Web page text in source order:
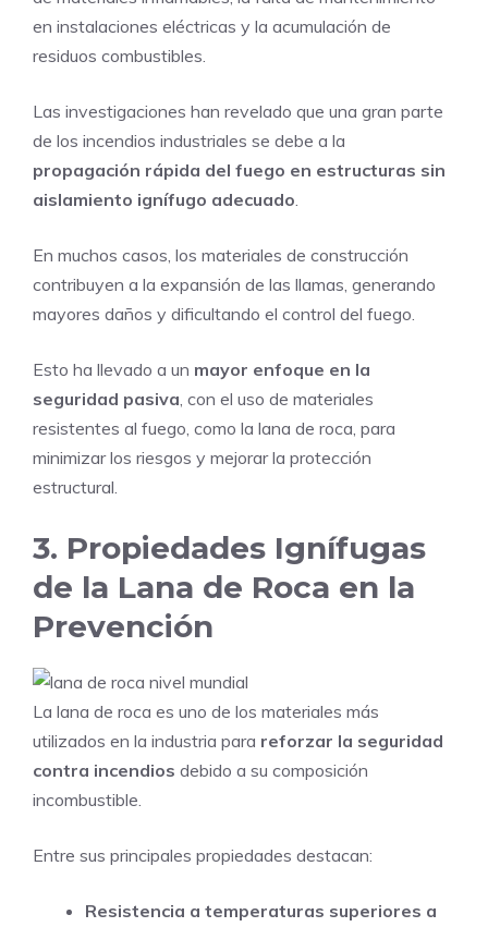
en instalaciones eléctricas y la acumulación de
residuos combustibles.
Las investigaciones han revelado que una gran parte
de los incendios industriales se debe a la
propagación rápida del fuego en estructuras sin
aislamiento ignífugo adecuado
En muchos casos, los materiales de construcción
contribuyen a la expansión de las llamas, generando
mayores daños y dificultando el control del fuego.
Esto ha llevado a un mayor enfoque en la
seguridad pasiva , con el uso de materiales
resistentes al fuego, como la lana de roca, para
minimizar los riesgos y mejorar la protección
estructural.
3. Propiedades Ignífugas
de la Lana de Roca en la
Prevención
La lana de roca es uno de los materiales más
utilizados en la industria para reforzar la seguridad
contra incendios debido a su composición
incombustible.
Entre sus principales propiedades destacan:
Resistencia a temperaturas superiores a